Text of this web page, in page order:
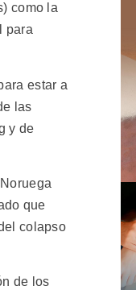
como la
para
estar a
las
y de
que
colapso
de los